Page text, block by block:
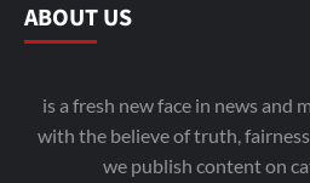
ABOUT US
is a fresh new face in news and
with the believe of truth,
we publish content on